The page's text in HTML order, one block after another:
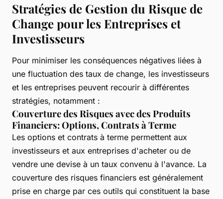
Stratégies de Gestion du Risque de
Change pour les Entreprises et
Investisseurs
Pour minimiser les conséquences négatives liées à
une fluctuation des taux de change, les investisseurs
et les entreprises peuvent recourir à différentes
stratégies, notamment :
Couverture des Risques avec des Produits
Financiers: Options, Contrats à Terme
Les options et contrats à terme permettent aux
investisseurs et aux entreprises d'acheter ou de
vendre une devise à un taux convenu à l'avance. La
couverture des risques financiers est généralement
prise en charge par ces outils qui constituent la base